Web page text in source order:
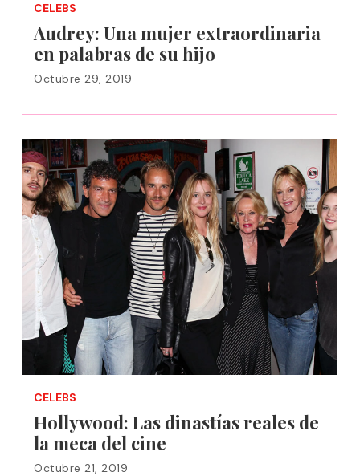
CELEBS
Audrey: Una mujer extraordinaria
en palabras de su hijo
Octubre 29, 2019
CELEBS
Hollywood: Las dinastías reales de
la meca del cine
Octubre 21, 2019